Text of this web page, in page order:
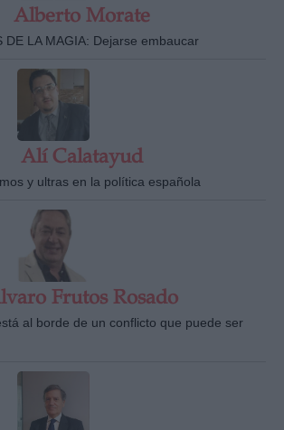
Alberto Morate
DE LA MAGIA: Dejarse embaucar
Alí Calatayud
y ultras en la política española
Frutos Rosado
al borde de un conflicto que puede ser